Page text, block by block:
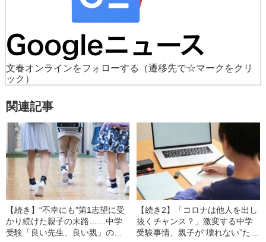
文春オンラインをフォローする
（遷移先で☆マークをクリ
ック）
関連記事
【続き】“不幸にも”第1志望に受
かり続けた親子の末路……中学
受験「良い先生、良い親」の条
【続き2】「コロナは他人を出し
抜くチャンス？」激変する中学
受験事情、親子が“壊れない”ため